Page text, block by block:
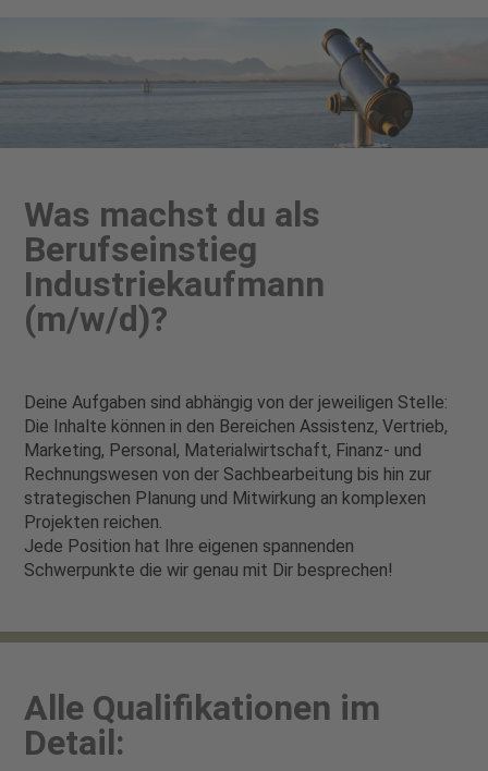
Was machst du als
Berufseinstieg
Industriekaufmann
(m/w/d)?
Deine Aufgaben sind abhängig von der jeweiligen Stelle:
Die Inhalte können in den Bereichen Assistenz, Vertrieb,
Marketing, Personal, Materialwirtschaft, Finanz- und
Rechnungswesen von der Sachbearbeitung bis hin zur
strategischen Planung und Mitwirkung an komplexen
Projekten reichen.
Jede Position hat Ihre eigenen spannenden
Schwerpunkte die wir genau mit Dir besprechen!
Alle Qualifikationen im
Detail: